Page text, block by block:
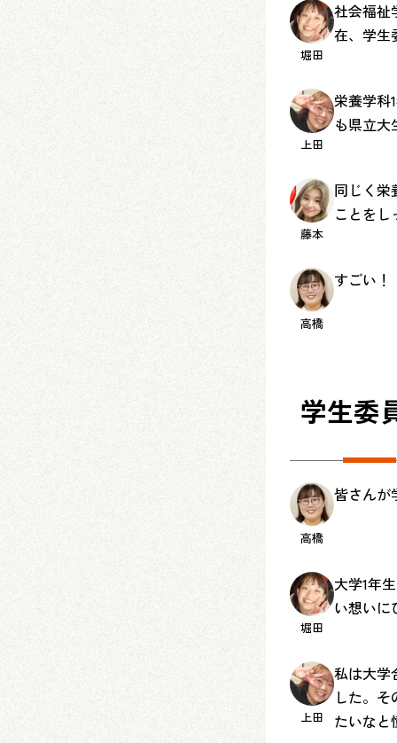
堀田
社会福祉
在、学生
上田
栄養学科
も県立
藤本
同じく栄
ことを
高橋
すごい
学生委
高橋
皆さんが
堀田
大学1年
い想いに
上田
私は大学
した。
たいなと